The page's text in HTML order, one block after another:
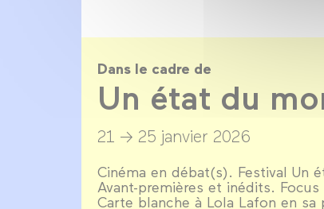
Dans le cadre de
Un état du
21 → 25 janvier 2026
Cinéma en débat(s). Festival Un
Avant-premières et inédits.
Carte blanche à Lola Lafon en